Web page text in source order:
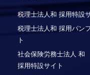
税理士法人和 採用特設
税理士法人和 採用パン
ト
社会保険労務⼠法⼈ 和
採⽤特設サイト